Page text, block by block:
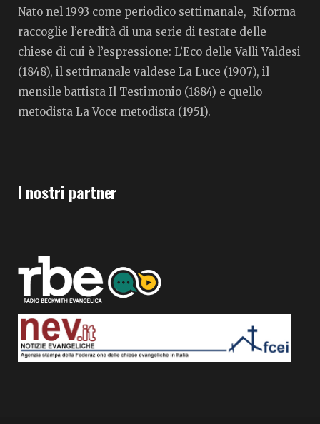
Nato nel 1993 come periodico settimanale, Riforma
raccoglie l’eredità di una serie di testate delle
chiese di cui è l’espressione: L’Eco delle Valli Valdesi
(1848), il settimanale valdese La Luce (1907), il
mensile battista Il Testimonio (1884) e quello
metodista La Voce metodista (1951).
I nostri partner